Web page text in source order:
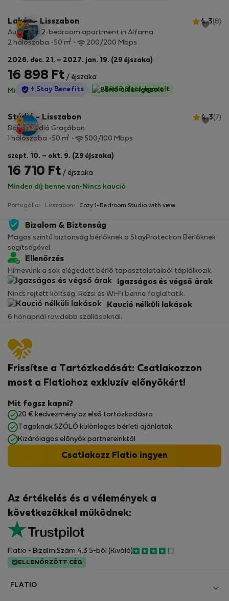
Lakás - Lisszabon 4.3(8)
Authentic 2-bedroom apartment in Alfama
2 hálószoba
50 m2 200/200 Mbps
2026. dec. 21. – 2027. jan. 19. (29 éjszaka)
16 898 Ft / éjszaka
Minden díj benne van·Nincs kaució
StayProtection
+ Stay Benefits Bérlő által-Igazolt
Stúdió - Lisszabon 4.3(7)
Bájos stúdió Graçában
1 hálószoba
50 m2 500/100 Mbps
szept. 10. – okt. 9. (29 éjszaka)
16 710 Ft / éjszaka
Minden díj benne van· Nincs kaució
Portugália Lisszabon Cozy 1-Bedroom Studio with view
Bizalom & Biztonság
Magas szintű biztonság bérlőknek a StayProtection Bérlőknek
segítségével.
Ellenőrzés
Hírnevünk a sok elégedett bérlő tapasztalataiból táplálkozik.
Igazságos és végső árak
Nincs rejtett költség. Rezsi és Wi-Fi benne foglaltatik.
Kaució nélküli lakások
6 hónapnál rövidebb szállásoknál.
Az értékelés és a vélemények a
következőkkel működnek:
Flatio - BizalmiSzám 4.3 5-ből (Kiváló)
ELLENŐRZÖTT CÉG
Frissítse a Tartózkodását: Csatlakozzon
most a Flatiohoz exkluzív előnyökért!
Mit fogsz kapni?
20 € kedvezmény az első tartózkodásra
Tagoknak SZÓLÓ különleges bérleti ajánlatok
Kizárólagos előnyök partnereinktől
Csatlakozz Flatio ingyen
FLATIO